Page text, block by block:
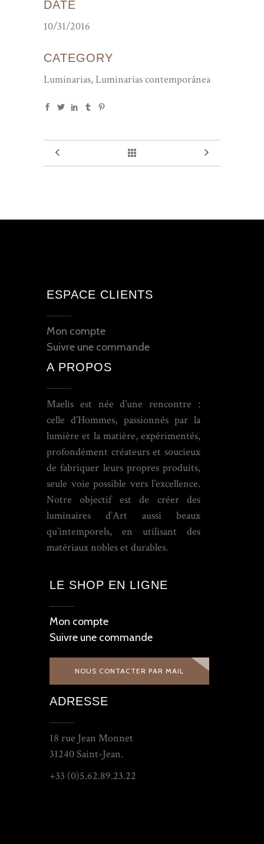
DATE
10/31/2016
CATEGORY
Luminarias, Luminarias contemporánea
ESPACE CLIENTS
Mon compte
Suivre une commande
A PROPOS
Maelis est née d’une rencontre :
celle d’Hommes, passionnés par la
lumière et la matière, expérimentés,
profondément créateurs et soucieux
de fabriquer leurs propres produits,
seule voie possible vers l’excellence.
Notre objectif est de créer des
luminaires d’Art aussi beaux
qu’intemporels, en utilisant des
matériaux nobles et durables.
LE SHOP EN LIGNE
Mon compte
Suivre une commande
NOUS CONTACTER PAR MAIL
ADRESSE
18 rue Jean Monnet
31240 Saint-Jean.
+33 (0)5.62.89.23.22